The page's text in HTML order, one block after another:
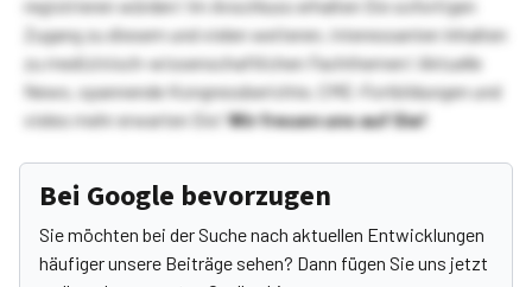
registrieren würden! Im Anschluss erhalten Sie sofortigen
Zugang zu diesem und vielen weiteren, interessanten Inhalten
zu medizinisch-wissenschaftlichen Fachthemen! Aktuelle
News, spannende Kongressberichte, CME-Fortbildungen und
vieles mehr erwarten Sie!Wir freuen uns auf Sie!
Bei Google bevorzugen
Sie möchten bei der Suche nach aktuellen Entwicklungen
häufiger unsere Beiträge sehen? Dann fügen Sie uns jetzt